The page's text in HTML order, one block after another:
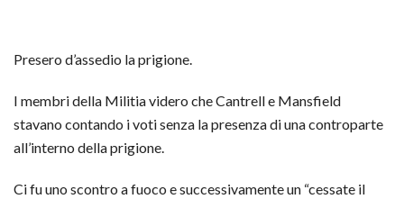
Presero d’assedio la prigione.
I membri della Militia videro che Cantrell e Mansfield
stavano contando i voti senza la presenza di una controparte
all’interno della prigione.
Ci fu uno scontro a fuoco e successivamente un “cessate il